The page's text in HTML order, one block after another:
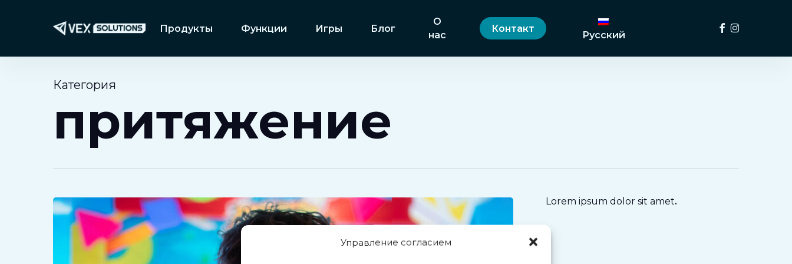
Управление согласием
содержанию
Продукты Функции Игры Блог
О
нас
Контакт
Русский
фейсбук
инстаграм
Категория
притяжение
Представляем
VEX
PartyDash:
уникальный
Lorem ipsum dolor sit amet.